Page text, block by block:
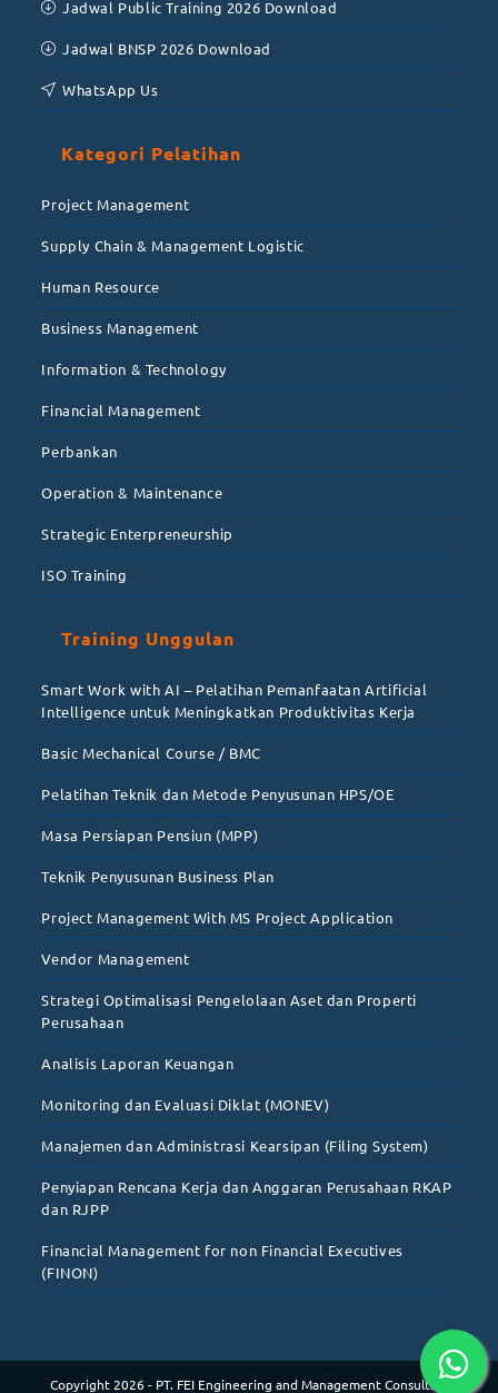
Jadwal Public Training 2026 Download
Jadwal BNSP 2026 Download
WhatsApp Us
Kategori Pelatihan
Project Management
Supply Chain & Management Logistic
Human Resource
Business Management
Information & Technology
Financial Management
Perbankan
Operation & Maintenance
Strategic Enterpreneurship
ISO Training
Training Unggulan
Smart Work with AI – Pelatihan Pemanfaatan Artificial
Intelligence untuk Meningkatkan Produktivitas Kerja
Basic Mechanical Course / BMC
Pelatihan Teknik dan Metode Penyusunan HPS/OE
Masa Persiapan Pensiun (MPP)
Teknik Penyusunan Business Plan
Project Management With MS Project Application
Vendor Management
Strategi Optimalisasi Pengelolaan Aset dan Properti
Perusahaan
Analisis Laporan Keuangan
Monitoring dan Evaluasi Diklat (MONEV)
Manajemen dan Administrasi Kearsipan (Filing System)
Penyiapan Rencana Kerja dan Anggaran Perusahaan RKAP
dan RJPP
Financial Management for non Financial Executives
(FINON)
Copyright 2026 - PT. FEI Engineering and Management Consulting